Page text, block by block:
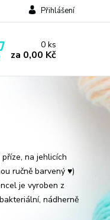
Přihlášení
0ks
za 0,00 Kč
na jehlicích
ručně barvený ♥)
je vyroben z
nádherně